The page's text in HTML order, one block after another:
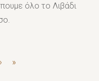
όλο το Λιβάδι
› »